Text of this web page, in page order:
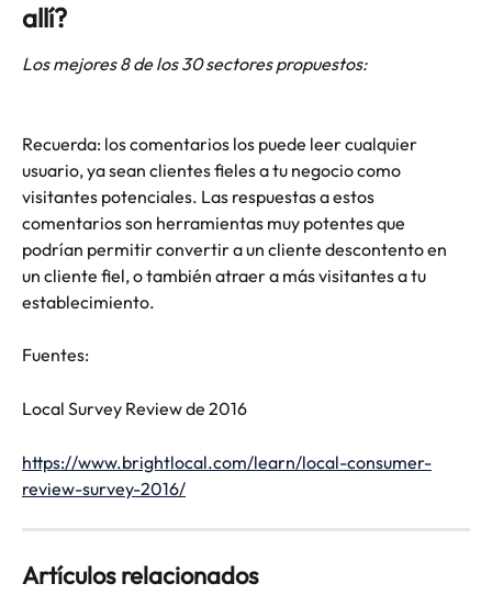
allí?
Los mejores 8 de los 30 sectores propuestos:
Recuerda: los comentarios los puede leer cualquier
usuario, ya sean clientes fieles a tu negocio como
visitantes potenciales. Las respuestas a estos
comentarios son herramientas muy potentes que
podrían permitir convertir a un cliente descontento en
un cliente fiel, o también atraer a más visitantes a tu
establecimiento.
Fuentes:
Local Survey Review de 2016
https://www.brightlocal.com/learn/local-consumer-
review-survey-2016/
Artículos relacionados